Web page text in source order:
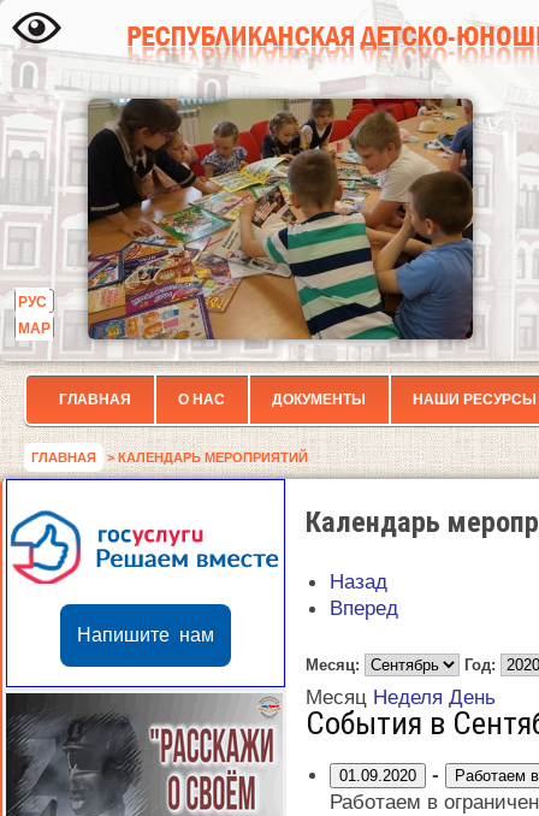
РУС
МАР
ГЛАВНАЯ О НАС ДОКУМЕНТЫ НАШИ РЕСУРСЫ
ГЛАВНАЯ > КАЛЕНДАРЬ МЕРОПРИЯТИЙ
Напишите нам
Календарь
Назад
Вперед
Месяц: Год:
Месяц Неделя День
События в
01.09.2020 - Работаем
Работаем в